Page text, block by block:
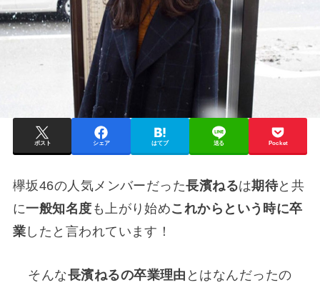
ポスト シェア はてブ 送る Pocket
欅坂46の人気メンバーだった長濱ねるは期待と共
に一般知名度 も上がり始めこれからという時に卒
業 したと言われています！
そんな長濱ねるの卒業理由 とはなんだったの